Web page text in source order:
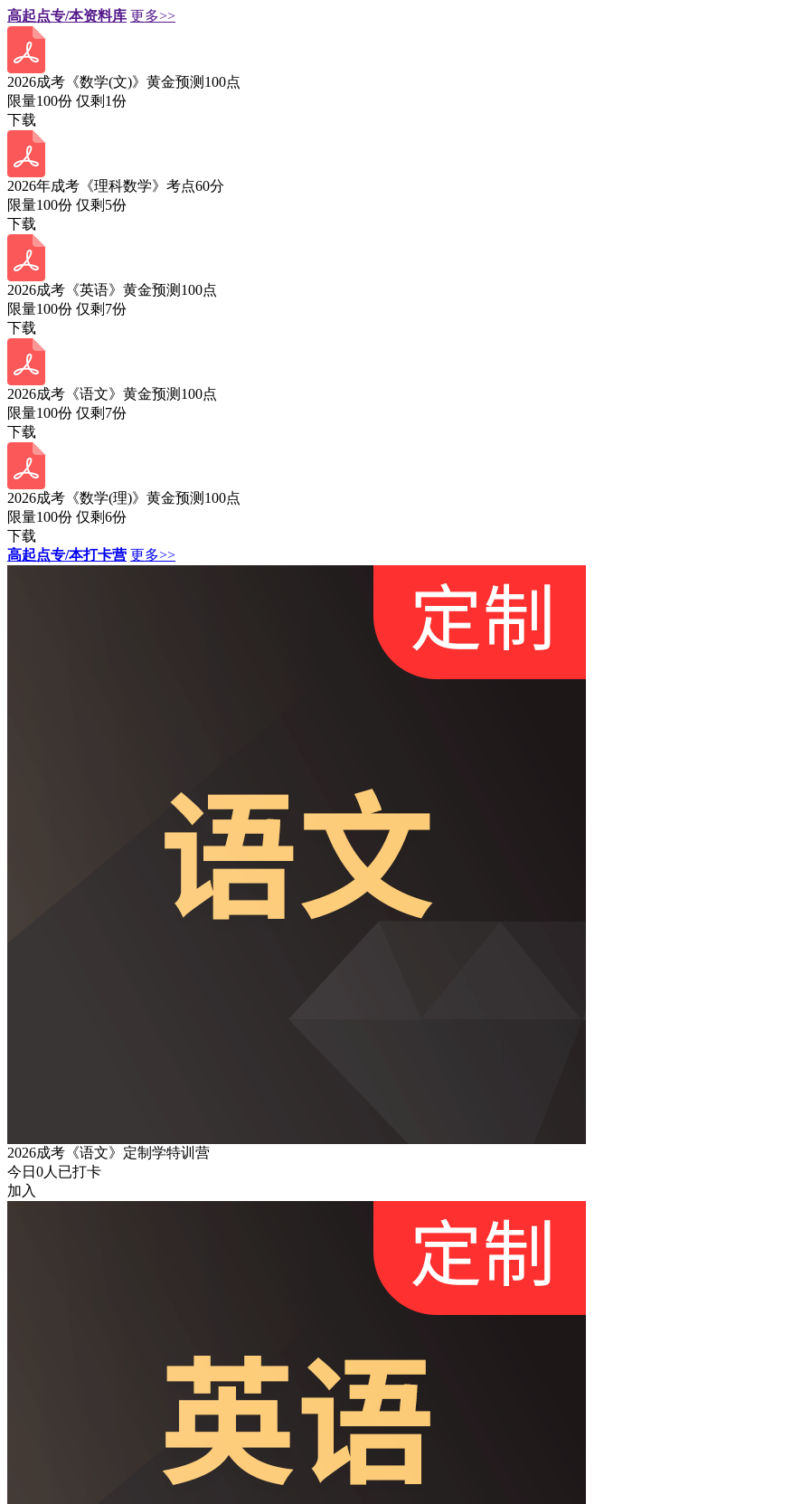
高起点专/本资料库 更多>>
2026成考《数学(文)》黄金预测100点
限量100份 仅剩 1份
下载
2026年成考《理科数学》考点60分
限量100份 仅剩 5份
下载
2026成考《英语》黄金预测100点
限量100份 仅剩 7份
下载
2026成考《语文》黄金预测100点
限量100份 仅剩 7份
下载
2026成考《数学(理)》黄金预测100点
限量100份 仅剩6份
下载
高起点专/本打卡营 更多>>
2026成考《语文》定制学特训营
今日 0人已打卡
加入